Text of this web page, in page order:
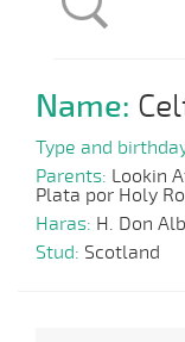
Name:
Type and
Parents: Lookin
Plata por Holy
Haras: H. Don
Stud: Scotland